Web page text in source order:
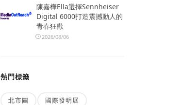
陳嘉樺Ella選擇Sennheiser
Digital 6000打造震撼動人的
青春狂歡
2026/08/06
熱門標籤
北市圖 國際發明展